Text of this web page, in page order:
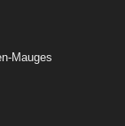
Mauges